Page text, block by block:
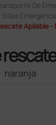
De
Sillas
Apilable -
naranja